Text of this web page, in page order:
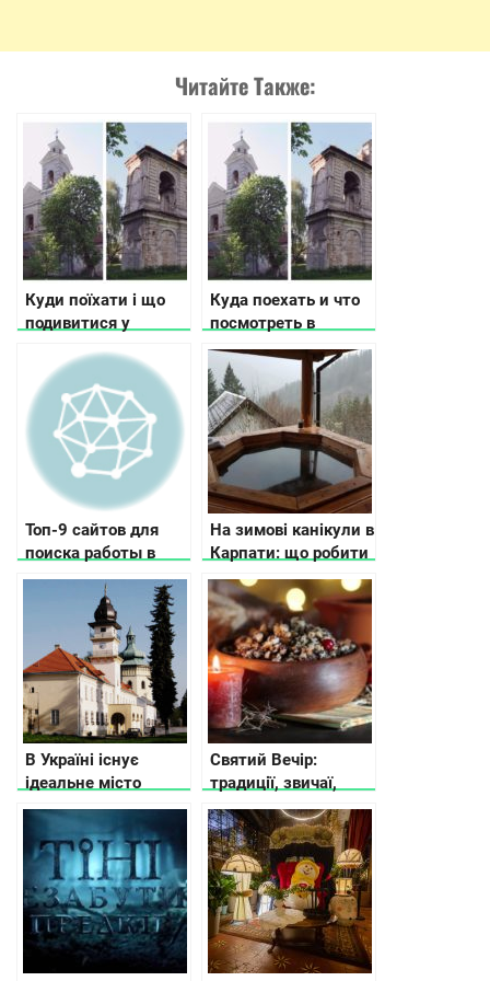
Читайте Также:
Куди поїхати і що
подивитися у
Куда поехать и что
посмотреть в
Волынской области
Топ-9 сайтов для
поиска работы в
Великобритании
На зимові канікули в
Карпати: що робити
В Україні існує
ідеальне місто
Жовква
Святий Вечір:
традиції, звичаї,
прикмети